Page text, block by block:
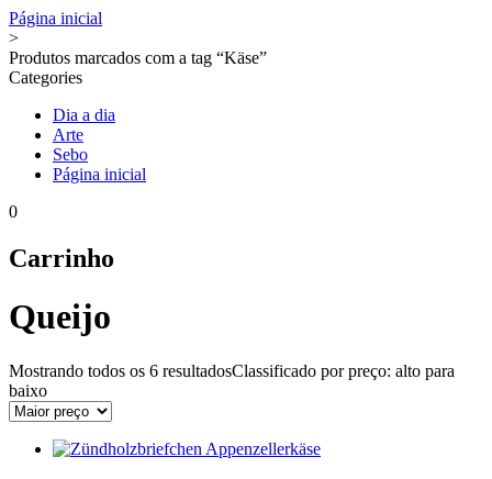
Página inicial
>
Produtos marcados com a tag “Käse”
Categories
Dia a dia
Arte
Sebo
Página inicial
0
Carrinho
Queijo
Mostrando todos os 6 resultadosClassificado por preço: alto para
baixo